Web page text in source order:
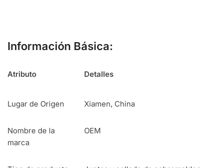
Información Básica:
Atributo Detalles
Lugar de Origen Xiamen, China
Nombre de la
marca
OEM